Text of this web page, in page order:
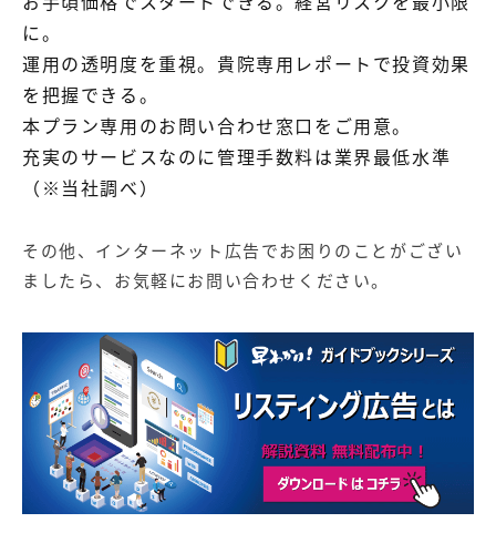
に。
運用の透明度を重視。貴院専用レポートで投資効果
を把握できる。
本プラン専用のお問い合わせ窓口をご用意。
充実のサービスなのに管理手数料は業界最低水準
（※当社調べ）
その他、インターネット広告でお困りのことがござい
ましたら、お気軽にお問い合わせください。